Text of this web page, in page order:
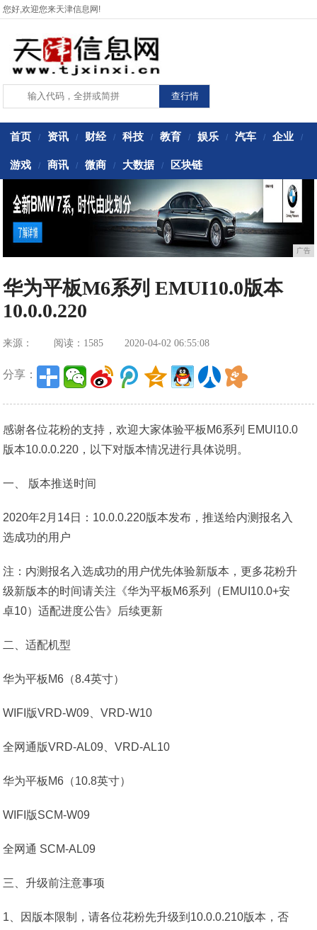
您好,欢迎您来天津信息网!
首页 / 资讯 / 财经 / 科技 / 教育 / 娱乐 / 汽车 / 企业 /
游戏 / 商讯 / 微商 / 大数据 / 区块链
广告
华为平板M6系列 EMUI10.0版本
10.0.0.220
来源： 阅读：1585 2020-04-02 06:55:08
分享：
感谢各位花粉的支持，欢迎大家体验平板M6系列 EMUI10.0
版本10.0.0.220，以下对版本情况进行具体说明。
一、 版本推送时间
2020年2月14日：10.0.0.220版本发布，推送给内测报名入
选成功的用户
注：内测报名入选成功的用户优先体验新版本，更多花粉升
级新版本的时间请关注《华为平板M6系列（EMUI10.0+安
卓10）适配进度公告》后续更新
二、适配机型
华为平板M6（8.4英寸）
WIFI版VRD-W09、VRD-W10
全网通版VRD-AL09、VRD-AL10
华为平板M6（10.8英寸）
WIFI版SCM-W09
全网通 SCM-AL09
三、升级前注意事项
1、因版本限制，请各位花粉先升级到10.0.0.210版本，否